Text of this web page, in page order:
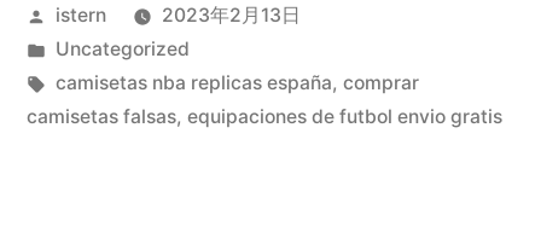
camisetas
de
futbol
Publicado
por
istern
2023年2月13日
Publicado
en
Uncategorized
Etiquetas:
camisetas nba replicas españa, comprar
camisetas falsas, equipaciones de futbol envio gratis